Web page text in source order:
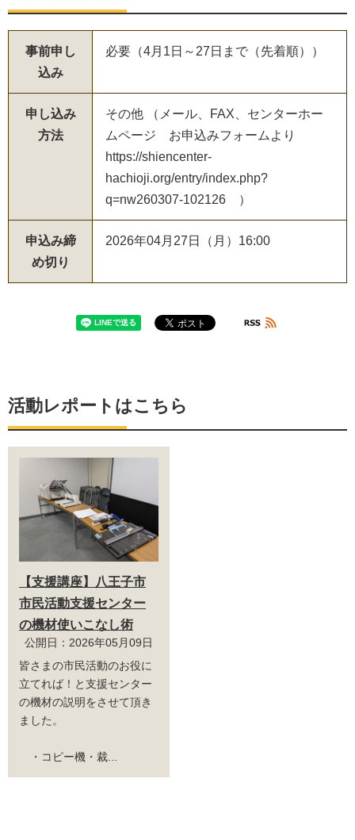
事前申し
込み
必要（4月1日～27日まで（先着順））
申し込み
方法
その他 （メール、FAX、センターホー
ムページ お申込みフォームより
https://shiencenter-
hachioji.org/entry/index.php?
q=nw260307-102126 ）
申込み締
め切り
2026年04月27日（月）16:00
活動レポートはこちら
【支援講座】八王子市
市民活動支援センター
の機材使いこなし術
公開日：2026年05月09日
皆さまの市民活動のお役に
立てれば！と支援センター
の機材の説明をさせて頂き
ました。
・コピー機・裁...